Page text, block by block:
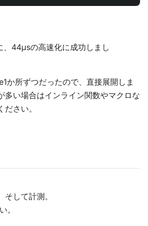
44µsの高速化に成功しまし
か所ずつだったので、直接展開しま
多い場合はインライン関数やマクロな
さい。
そして計測。
。